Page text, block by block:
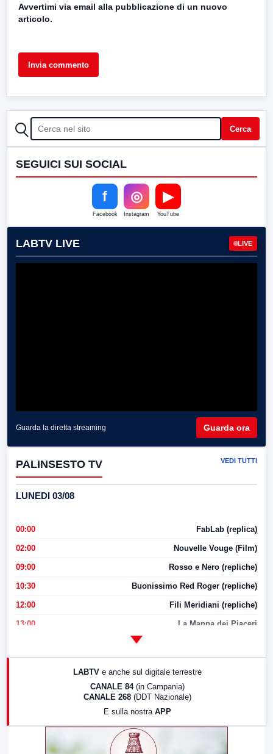
Avvertimi via email alla pubblicazione di un nuovo
articolo.
CERCA Cerca
SEGUICI SUI SOCIAL
f
Facebook
◎
Instagram
▶
YouTube
LABTV LIVE LIVE
Guarda la diretta streaming Guarda ora
PALINSESTO TV VEDI TUTTI
LUNEDI 03/08
00:00 FabLab (replica)
02:00 Nouvelle Vouge (Film)
09:00 Rosso e Nero (repliche)
10:30 Buonissimo Red Roger (repliche)
12:00 Fili Meridiani (repliche)
13:00 La Mappa dei Piaceri
LABTV e anche sul digitale terrestre
CANALE 84 (in Campania)
CANALE 268 (DDT Nazionale)
E sulla nostra APP